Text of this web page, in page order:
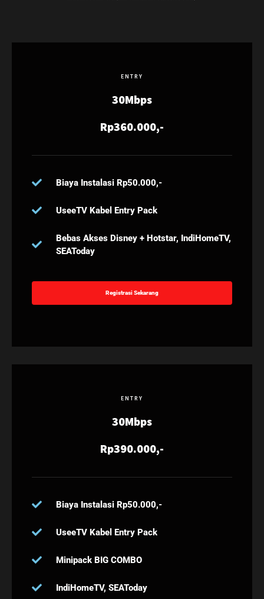
ENTRY
30Mbps
Rp360.000,-
Biaya Instalasi Rp50.000,-
UseeTV Kabel Entry Pack
Bebas Akses Disney + Hotstar, IndiHomeTV,
SEAToday
Registrasi Sekarang
ENTRY
30Mbps
Rp390.000,-
Biaya Instalasi Rp50.000,-
UseeTV Kabel Entry Pack
Minipack BIG COMBO
IndiHomeTV, SEAToday